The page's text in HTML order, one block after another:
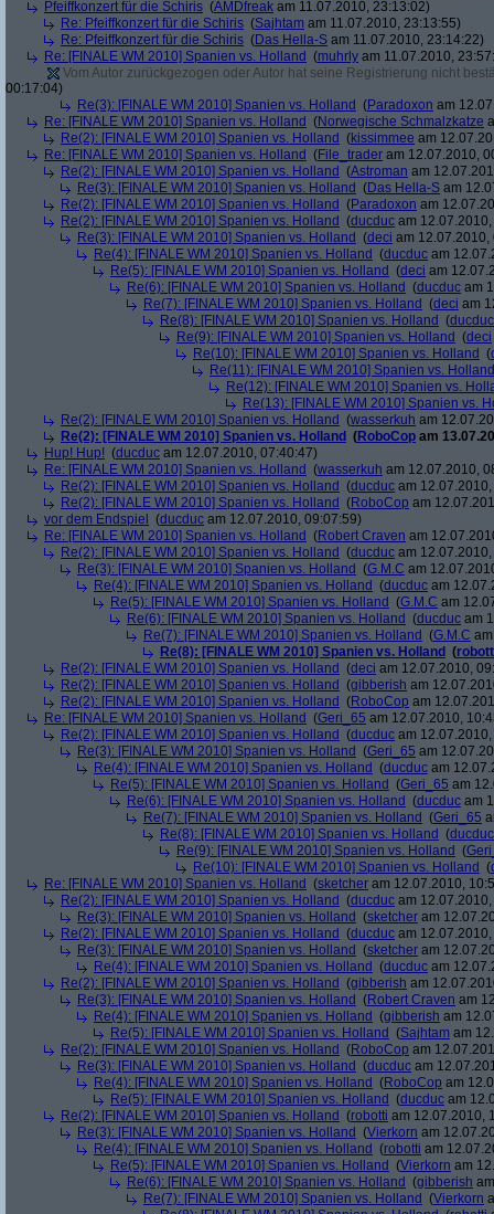
Pfeiffkonzert für die Schiris (AMDfreak am 11.07.2010, 23:13:02)
Re: Pfeiffkonzert für die Schiris (Sajhtam am 11.07.2010, 23:13:55)
Re: Pfeiffkonzert für die Schiris (Das Hella-S am 11.07.2010, 23:14:22)
Re: [FINALE WM 2010] Spanien vs. Holland (muhrly am 11.07.2010,
Vom Autor zurückgezogen oder Autor hat seine Registrierung nicht
00:17:04)
Re(3): [FINALE WM 2010] Spanien vs. Holland (Paradoxon am
Re: [FINALE WM 2010] Spanien vs. Holland (Norwegische Schmalzkatze
Re(2): [FINALE WM 2010] Spanien vs. Holland (kissimmee am
Re: [FINALE WM 2010] Spanien vs. Holland (File_trader am 12.07.2010,
Re(2): [FINALE WM 2010] Spanien vs. Holland (Astroman am
Re(3): [FINALE WM 2010] Spanien vs. Holland (Das Hella-S am
Re(2): [FINALE WM 2010] Spanien vs. Holland (Paradoxon am
Re(2): [FINALE WM 2010] Spanien vs. Holland (ducduc am
Re(3): [FINALE WM 2010] Spanien vs. Holland (deci am 12.07.2010,
Re(4): [FINALE WM 2010] Spanien vs. Holland (ducduc am
Re(5): [FINALE WM 2010] Spanien vs. Holland (deci am
Re(6): [FINALE WM 2010] Spanien vs. Holland (ducduc am
Re(7): [FINALE WM 2010] Spanien vs. Holland (deci am
Re(8): [FINALE WM 2010] Spanien vs. Holland (ducduc
Re(9): [FINALE WM 2010] Spanien vs. Holland (deci
Re(10): [FINALE WM 2010] Spanien vs. Holland (
Re(11): [FINALE WM 2010] Spanien vs. Holland
Re(12): [FINALE WM 2010] Spanien vs.
Re(13): [FINALE WM 2010] Spanien vs.
Re(2): [FINALE WM 2010] Spanien vs. Holland (wasserkuh am
Re(2): [FINALE WM 2010] Spanien vs. Holland (RoboCop am
Hup! Hup! (ducduc am 12.07.2010, 07:40:47)
Re: [FINALE WM 2010] Spanien vs. Holland (wasserkuh am 12.07.2010,
Re(2): [FINALE WM 2010] Spanien vs. Holland (ducduc am
Re(2): [FINALE WM 2010] Spanien vs. Holland (RoboCop am
vor dem Endspiel
(ducduc am 12.07.2010, 09:07:59)
Re: [FINALE WM 2010] Spanien vs. Holland (Robert Craven am
Re(2): [FINALE WM 2010] Spanien vs. Holland (ducduc am
Re(3): [FINALE WM 2010] Spanien vs. Holland (G.M.C am
Re(4): [FINALE WM 2010] Spanien vs. Holland (ducduc am
Re(5): [FINALE WM 2010] Spanien vs. Holland (G.M.C am
Re(6): [FINALE WM 2010] Spanien vs. Holland (ducduc am
Re(7): [FINALE WM 2010] Spanien vs. Holland (G.M.C
Re(8): [FINALE WM 2010] Spanien vs. Holland (
Re(2): [FINALE WM 2010] Spanien vs. Holland (deci am 12.07.2010,
Re(2): [FINALE WM 2010] Spanien vs. Holland (gibberish am
Re(2): [FINALE WM 2010] Spanien vs. Holland (RoboCop am
Re: [FINALE WM 2010] Spanien vs. Holland (Geri_65 am 12.07.2010,
Re(2): [FINALE WM 2010] Spanien vs. Holland (ducduc am
Re(3): [FINALE WM 2010] Spanien vs. Holland (Geri_65 am
Re(4): [FINALE WM 2010] Spanien vs. Holland (ducduc am
Re(5): [FINALE WM 2010] Spanien vs. Holland (Geri_65 am
Re(6): [FINALE WM 2010] Spanien vs. Holland (ducduc am
Re(7): [FINALE WM 2010] Spanien vs. Holland (Geri_65
Re(8): [FINALE WM 2010] Spanien vs. Holland (ducduc
Re(9): [FINALE WM 2010] Spanien vs. Holland (
Re(10): [FINALE WM 2010] Spanien vs. Holland (
Re: [FINALE WM 2010] Spanien vs. Holland (sketcher am 12.07.2010,
Re(2): [FINALE WM 2010] Spanien vs. Holland (ducduc am
Re(3): [FINALE WM 2010] Spanien vs. Holland (sketcher am
Re(2): [FINALE WM 2010] Spanien vs. Holland (ducduc am
Re(3): [FINALE WM 2010] Spanien vs. Holland (sketcher am
Re(4): [FINALE WM 2010] Spanien vs. Holland (ducduc am
Re(2): [FINALE WM 2010] Spanien vs. Holland (gibberish am
Re(3): [FINALE WM 2010] Spanien vs. Holland (Robert Craven am
Re(4): [FINALE WM 2010] Spanien vs. Holland (gibberish am
Re(5): [FINALE WM 2010] Spanien vs. Holland (Sajhtam am
Re(2): [FINALE WM 2010] Spanien vs. Holland (RoboCop am
Re(3): [FINALE WM 2010] Spanien vs. Holland (ducduc am
Re(4): [FINALE WM 2010] Spanien vs. Holland (RoboCop am
Re(5): [FINALE WM 2010] Spanien vs. Holland (ducduc am
Re(2): [FINALE WM 2010] Spanien vs. Holland (robotti am 12.07.2010,
Re(3): [FINALE WM 2010] Spanien vs. Holland (Vierkorn am
Re(4): [FINALE WM 2010] Spanien vs. Holland (robotti am
Re(5): [FINALE WM 2010] Spanien vs. Holland (Vierkorn am
Re(6): [FINALE WM 2010] Spanien vs. Holland (gibberish
Re(7): [FINALE WM 2010] Spanien vs. Holland (Vierkorn